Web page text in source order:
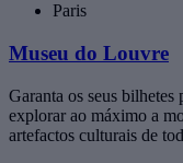
Paris
Museu do Louvre
Garanta os seus
explorar ao máximo a
artefactos culturais de